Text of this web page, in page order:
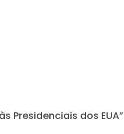
Presidenciais dos EUA”